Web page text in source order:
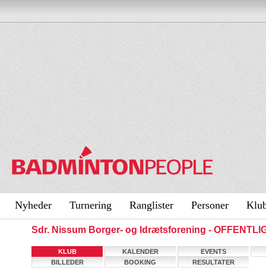
Nyheder Turnering Ranglister Personer
Sdr. Nissum Borger- og Idrætsforening -
KLUB KALENDER
EVENTS
BILLEDER
BOOKING RESULTATER